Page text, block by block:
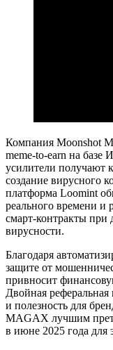
Компания Moonshot
meme-to-earn на базе
усилители получают
создание вирусного
платформа Loomint
реального времени и
смарт-контракты при
вирусности.
Благодаря
защите от
привносит
Двойная
и полезность для
MAGAX лучшим
в июне 2025 года для